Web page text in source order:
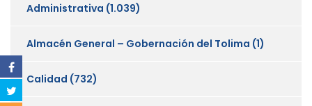
Administrativa (1.039)
Almacén General – Gobernación del Tolima (1)
Calidad (732)